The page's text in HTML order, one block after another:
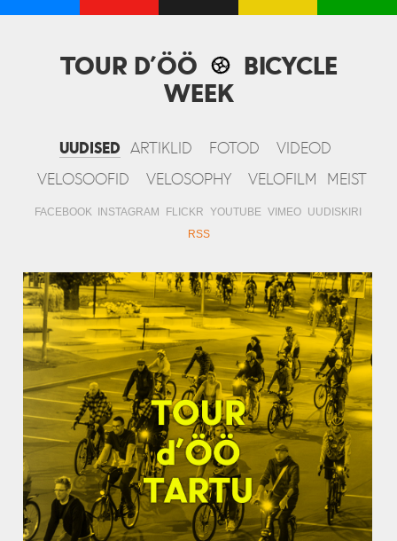
TOUR D’ÖÖ
BICYCLE
WEEK
UUDISED ARTIKLID FOTOD
VIDEOD
VELOSOOFID
VELOSOPHY VELOFILM MEIST
FACEBOOK INSTAGRAM FLICKR YOUTUBE VIMEO
UUDISKIRI
RSS